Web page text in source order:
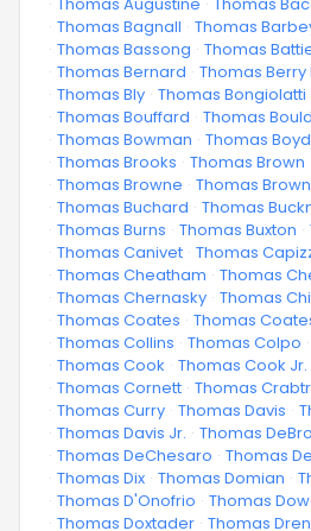
· Thomas Bagnall · Thomas
· Thomas Bassong · Thomas
· Thomas Bernard · Thomas Berry
· Thomas Bly · Thomas Bongiolatti
· Thomas Bouffard · Thomas Bould
· Thomas Bowman · Thomas
· Thomas Brooks · Thomas Brown
· Thomas Browne · Thomas
· Thomas Buchard · Thomas
· Thomas Burns · Thomas Buxton ·
· Thomas Canivet · Thomas
· Thomas Cheatham · Thomas
· Thomas Chernasky · Thomas
· Thomas Coates · Thomas
· Thomas Collins · Thomas Colpo ·
· Thomas Cook · Thomas Cook Jr.
· Thomas Cornett · Thomas
· Thomas Curry · Thomas Davis ·
· Thomas Davis Jr. · Thomas
· Thomas DeChesaro · Thomas
· Thomas Dix · Thomas Domian ·
· Thomas D'Onofrio · Thomas
· Thomas Doxtader · Thomas